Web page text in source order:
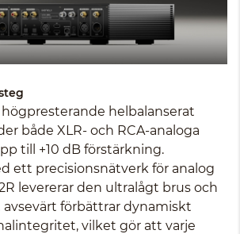
högpresterande helbalanserat
både XLR- och RCA-analoga
till +10 dB förstärkning.
ett precisionsnätverk för analog
levererar den ultralågt brus och
förbättrar dynamiskt
vilket gör att varje